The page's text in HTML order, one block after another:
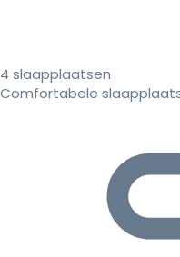
4 slaapplaatsen
Comfortabele